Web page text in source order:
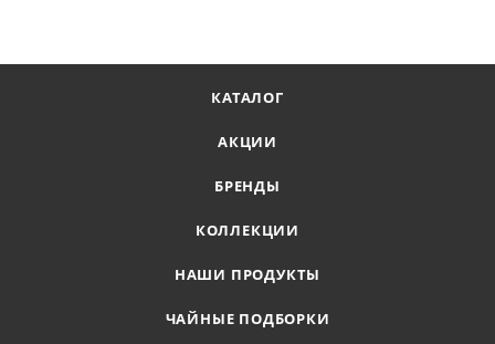
КАТАЛОГ
АКЦИИ
БРЕНДЫ
КОЛЛЕКЦИИ
НАШИ ПРОДУКТЫ
ЧАЙНЫЕ ПОДБОРКИ